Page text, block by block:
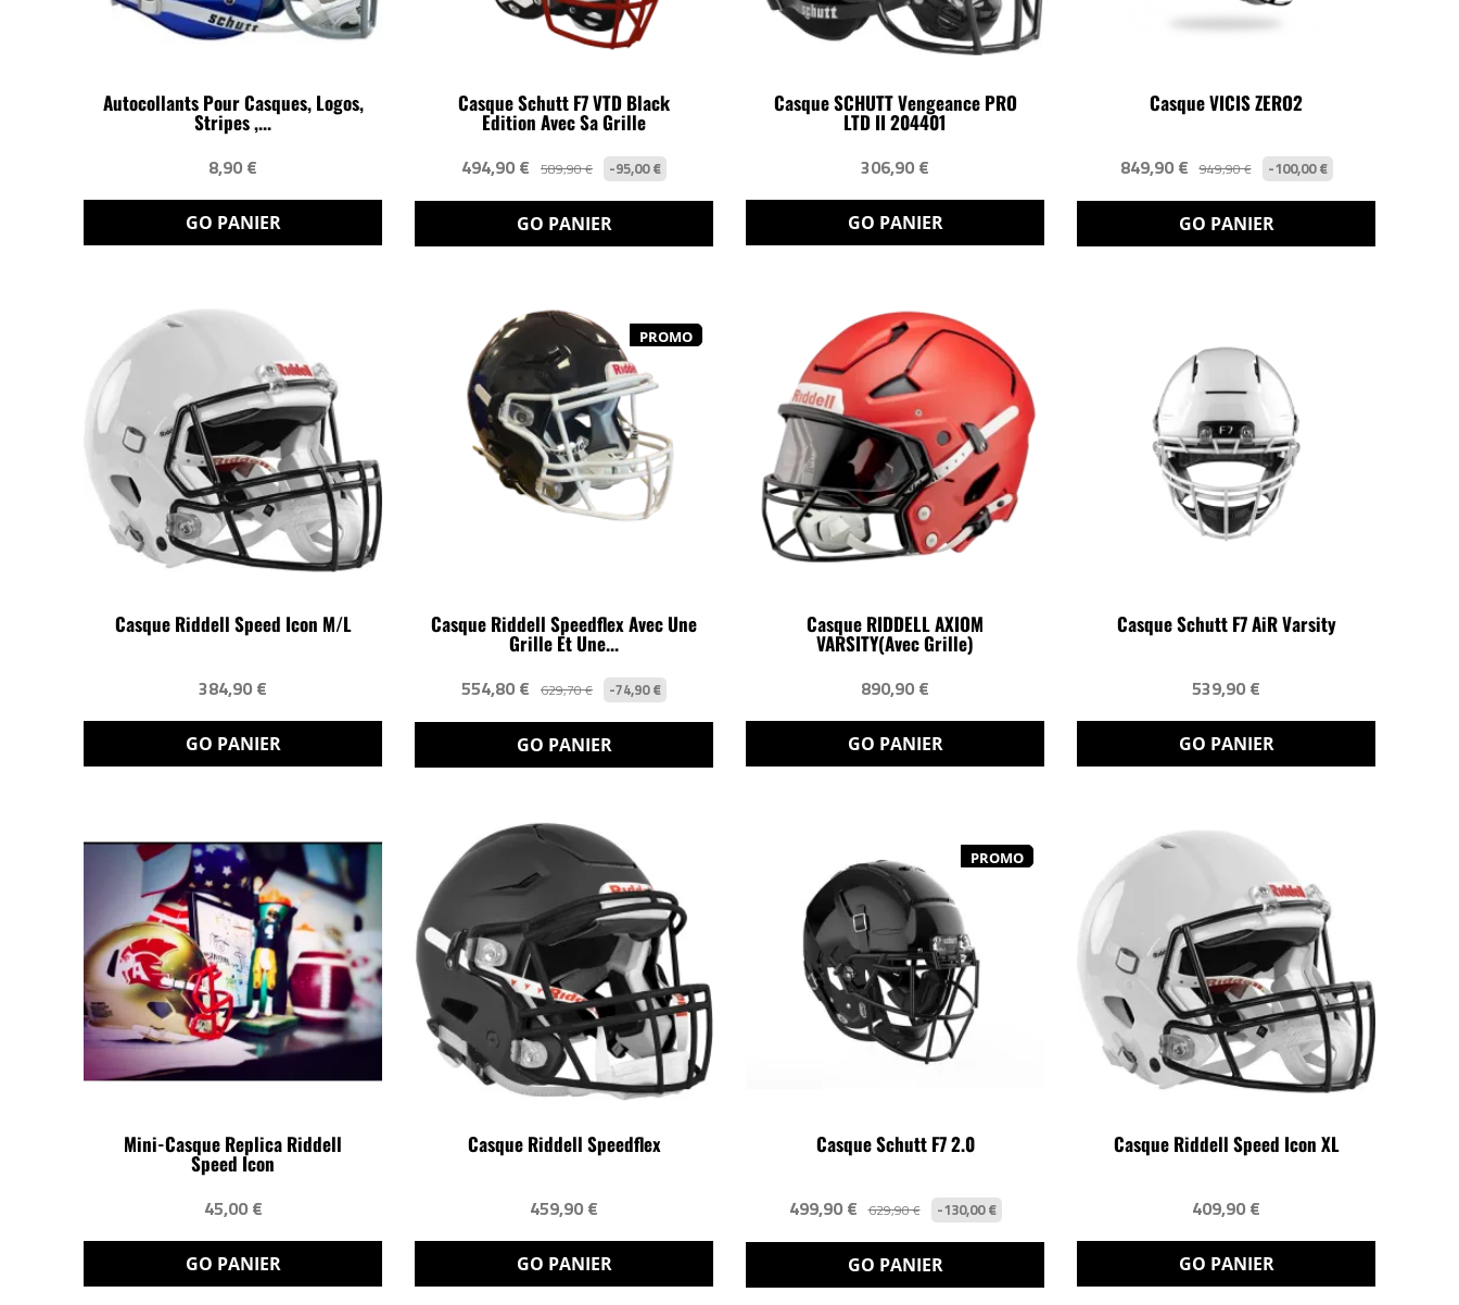
Autocollants Pour Casques, Logos,
Stripes ,...
8,90 €
GO PANIER
Casque Schutt F7 VTD Black
Edition Avec Sa Grille
494,90 € 589,90 € -95,00 €
GO PANIER
Casque SCHUTT Vengeance PRO
LTD II 204401
306,90 €
GO PANIER
Casque VICIS ZERO2
849,90 € 949,90 € -100,00 €
GO PANIER
Casque Riddell Speed Icon M/L
384,90 €
GO PANIER
PROMO
Casque Riddell Speedflex Avec Une
Grille Et Une...
554,80 € 629,70 € -74,90 €
GO PANIER
Casque RIDDELL AXIOM
VARSITY(avec Grille)
890,90 €
GO PANIER
Casque Schutt F7 AiR Varsity
539,90 €
GO PANIER
Mini-Casque Replica Riddell
Speed Icon
45,00 €
GO PANIER
Casque Riddell Speedflex
459,90 €
GO PANIER
PROMO
Casque Schutt F7 2.0
499,90 € 629,90 € -130,00 €
GO PANIER
Casque Riddell Speed Icon XL
409,90 €
GO PANIER